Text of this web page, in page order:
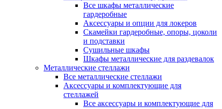
Все шкафы металлические
гардеробные
Аксессуары и опции для локеров
Скамейки гардеробные, опоры, цоколи
и подставки
Сушильные шкафы
Шкафы металлические для раздевалок
Металлические стеллажи
Все металлические стеллажи
Аксессуары и комплектующие для
стеллажей
Все аксессуары и комплектующие для